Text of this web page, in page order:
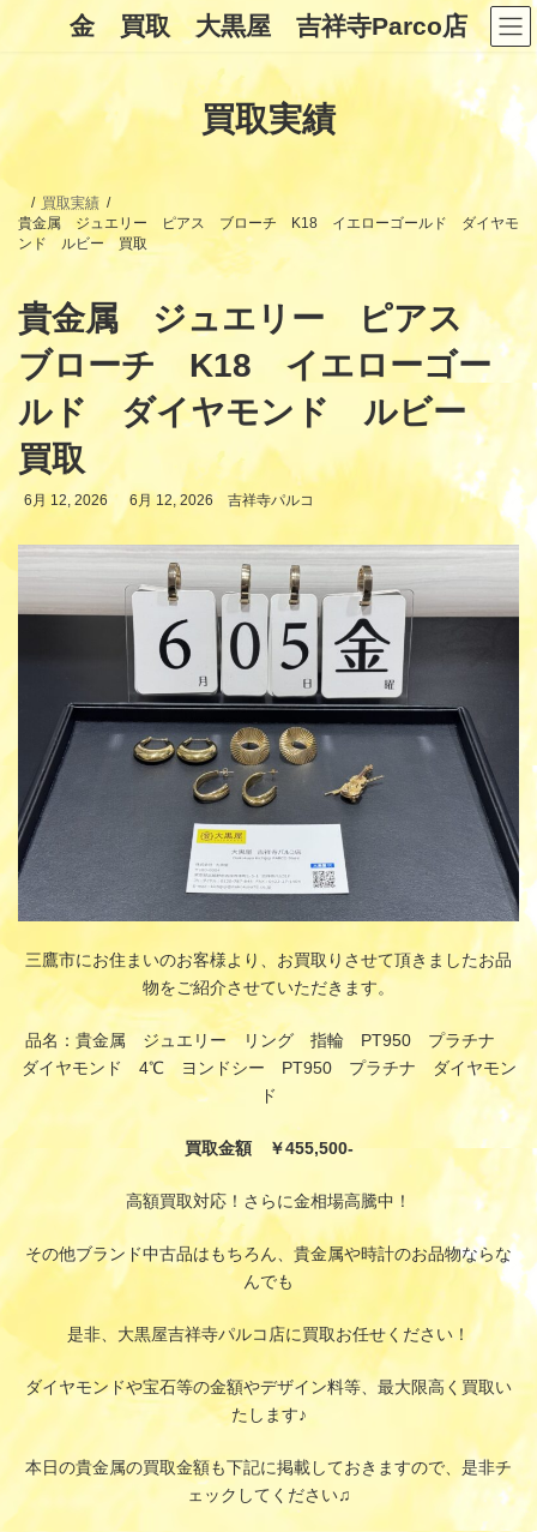
ン
キ
ッ
ー
に
移
金 買取 大黒屋 吉祥寺Parco店
買取実績
買取実績
貴金属 ジュエリー ピアス ブローチ K18 イエローゴールド ダイヤモ
ンド ルビー 買取
貴金属 ジュエリー ピアス
ブローチ K18 イエローゴー
ルド ダイヤモンド ルビー
買取
6月 12, 2026
最
日
時
:
6月 12, 2026 吉祥寺パルコ
三鷹市にお住まいのお客様より、お買取りさせて頂きましたお品
物をご紹介させていただきます。
品名：貴金属 ジュエリー リング 指輪 PT950 プラチナ
ダイヤモンド 4℃ ヨンドシー PT950 プラチナ ダイヤモン
ド
買取金額 ￥455,500-
高額買取対応！さらに金相場高騰中！
その他ブランド中古品はもちろん、貴金属や時計のお品物ならな
んでも
是非、大黒屋吉祥寺パルコ店に買取お任せください！
ダイヤモンドや宝石等の金額やデザイン料等、最大限高く買取い
たします♪
本日の貴金属の買取金額も下記に掲載しておきますので、是非チ
ェックしてください♫